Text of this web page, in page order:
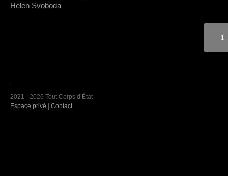
Helen Svoboda
1
2021 - 2026 Tout Corps d’État
Espace privé | Contact